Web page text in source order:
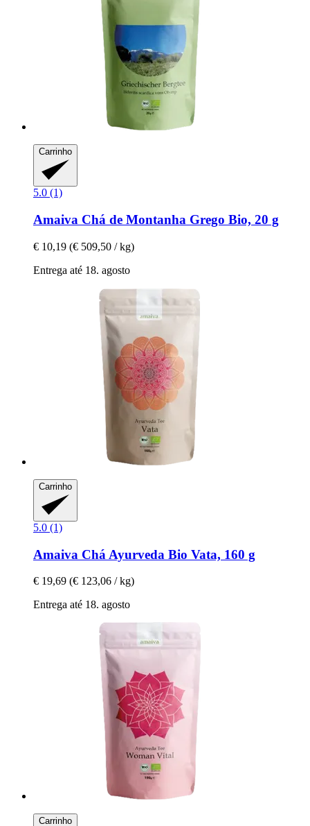
Carrinho
5.0 (1)
Amaiva Chá de Montanha Grego Bio, 20 g
€ 10,19 (€ 509,50 / kg)
Entrega até 18. agosto
Carrinho
5.0 (1)
Amaiva Chá Ayurveda Bio Vata, 160 g
€ 19,69 (€ 123,06 / kg)
Entrega até 18. agosto
Carrinho